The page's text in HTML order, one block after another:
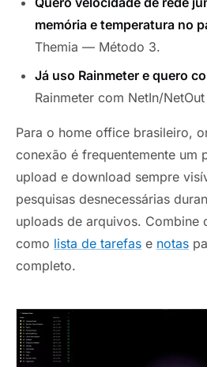
memória e temperatura no
Themia — Método 3.
Já uso Rainmeter e quero
Rainmeter com NetIn/
Para o home office brasileiro,
conexão é frequentemente um
upload e download sempre
pesquisas desnecessárias
uploads de arquivos. Combine
como lista de tarefas e notas
completo.